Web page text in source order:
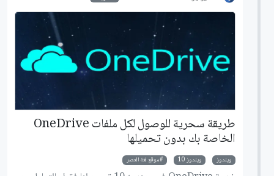
طريقة سحرية للوصول لكل ملفات OneDrive
الخاصة بك بدون تحميلها
ويندوز ويندوز 10 موقع لغة العصر